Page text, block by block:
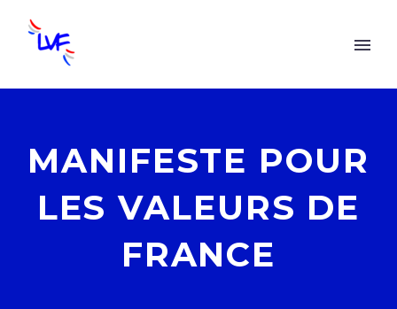
MANIFESTE POUR
LES VALEURS DE
FRANCE